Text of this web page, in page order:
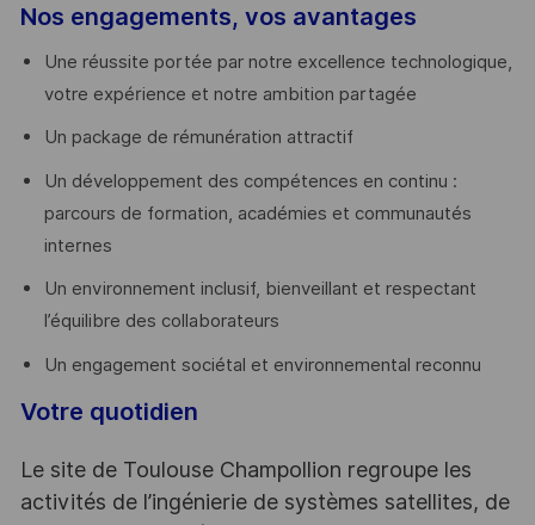
Nos engagements, vos avantages
Une réussite portée par notre excellence technologique,
votre expérience et notre ambition partagée
Un package de rémunération attractif
Un développement des compétences en continu :
parcours de formation, académies et communautés
internes
Un environnement inclusif, bienveillant et respectant
l’équilibre des collaborateurs
Un engagement sociétal et environnemental reconnu
Votre quotidien
Le site de Toulouse Champollion regroupe les
activités de l’ingénierie de systèmes satellites, de